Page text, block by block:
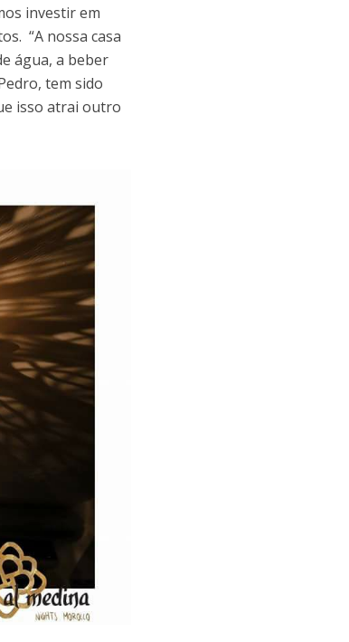
investir em
“A nossa casa
água, a beber
tem sido
isso atrai outro